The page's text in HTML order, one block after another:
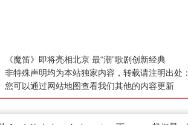
《魔笛》即将亮相北京 最“潮”歌剧创新经典
非特殊声明均为本站独家内容，转载请注明出处：
您可以通过网站地图查看我们其他的内容更新